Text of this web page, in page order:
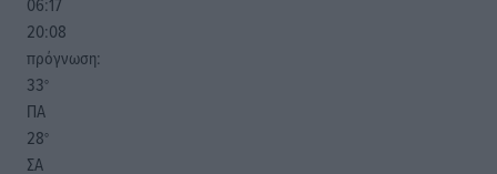
20:08
πρόγνωση:
33°
ΠΑ
28°
ΣΑ